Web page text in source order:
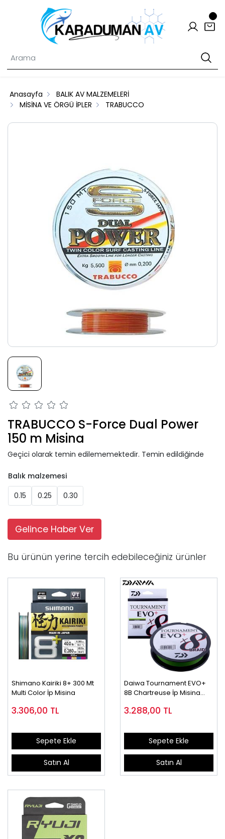
Anasayfa
BALIK AV MALZEMELERİ
MİSİNA VE ÖRGÜ İPLER
TRABUCCO
TRABUCCO S-Force Dual Power
150 m Misina
Geçici olarak temin edilememektedir. Temin edildiğinde
Balık malzemesi
0.15
0.25 0.30
Gelince Haber Ver
Bu ürünün yerine tercih edebileceğiniz ürünler
Shimano Kairiki 8+ 300 Mt
Multi Color İp Misina
3.306,00 TL
Sepete Ekle
Satın Al
Daiwa Tournament EVO+
8B Chartreuse İp Misina
3.288,00 TL
Sepete Ekle
Satın Al